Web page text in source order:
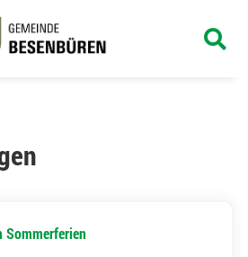
Sommerferien